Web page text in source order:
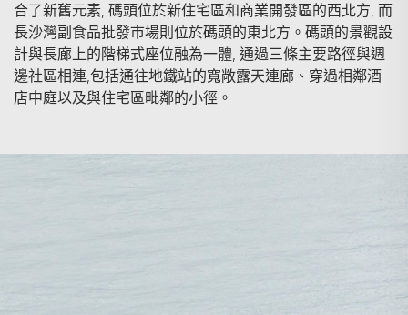
合了新舊元素, 碼頭位於新住宅區和商業開發區的西北方, 而
長沙灣副食品批發市場則位於碼頭的東北方。碼頭的景觀設
計與長廊上的階梯式座位融為一體, 通過三條主要路徑與週
邊社區相連,包括通往地鐵站的寬敞露天連廊、穿過相鄰酒
店中庭以及與住宅區毗鄰的小徑。